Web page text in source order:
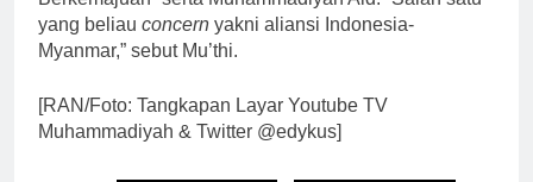
yang beliau concern yakni aliansi Indonesia-
Myanmar,” sebut Mu’thi.
[RAN/Foto: Tangkapan Layar Youtube TV
Muhammadiyah & Twitter @edykus]